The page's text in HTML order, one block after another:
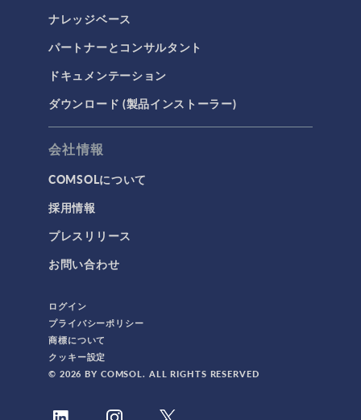
ナレッジベース
パートナーとコンサルタント
ドキュメンテーション
ダウンロード (製品インストーラー)
会社情報
COMSOLについて
採用情報
プレスリリース
お問い合わせ
ログイン
プライバシーポリシー
商標について
クッキー設定
© 2026 BY COMSOL. ALL RIGHTS RESERVED